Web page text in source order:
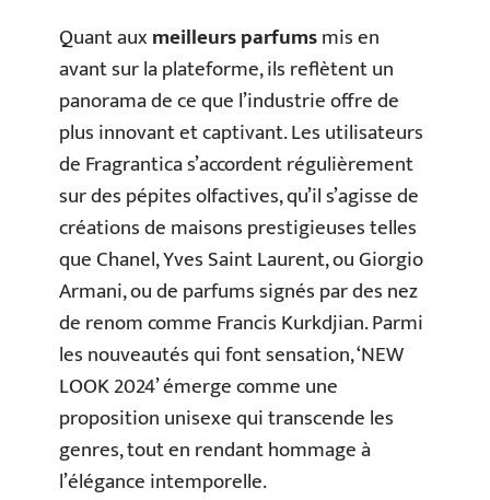
Quant auxmeilleurs parfumsmis en
avant sur la plateforme, ils reflètent un
panorama de ce que l’industrie offre de
plus innovant et captivant. Les utilisateurs
de Fragrantica s’accordent régulièrement
sur des pépites olfactives, qu’il s’agisse de
créations de maisons prestigieuses telles
que Chanel, Yves Saint Laurent, ou Giorgio
Armani, ou de parfums signés par des nez
de renom comme Francis Kurkdjian. Parmi
les nouveautés qui font sensation, ‘NEW
LOOK 2024’ émerge comme une
proposition unisexe qui transcende les
genres, tout en rendant hommage à
l’élégance intemporelle.